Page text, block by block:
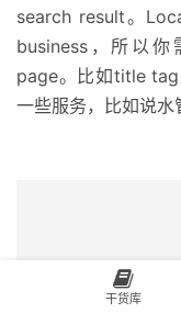
search result。
business，所以
page。比如title
一些服务，比如说水
干货库